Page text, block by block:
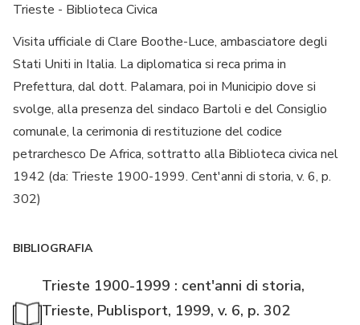
Trieste - Biblioteca Civica
Visita ufficiale di Clare Boothe-Luce, ambasciatore degli
Stati Uniti in Italia. La diplomatica si reca prima in
Prefettura, dal dott. Palamara, poi in Municipio dove si
svolge, alla presenza del sindaco Bartoli e del Consiglio
comunale, la cerimonia di restituzione del codice
petrarchesco De Africa, sottratto alla Biblioteca civica nel
1942 (da: Trieste 1900-1999. Cent'anni di storia, v. 6, p.
302)
BIBLIOGRAFIA
Trieste 1900-1999 : cent'anni di storia,
Trieste, Publisport, 1999, v. 6, p. 302